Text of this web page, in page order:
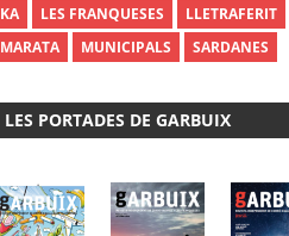
KA
LES FRANQUESES
LLETRAFERIT
MARATA
MUNICIPALS SARDANES
LES PORTADES DE GARBUIX